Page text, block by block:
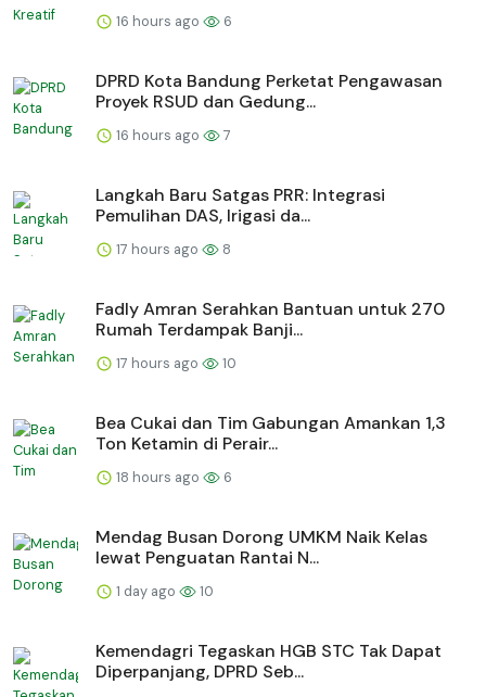
16 hours ago 6
DPRD Kota Bandung Perketat Pengawasan
Proyek RSUD dan Gedung...
16 hours ago 7
Langkah Baru Satgas PRR: Integrasi
Pemulihan DAS, Irigasi da...
17 hours ago 8
Fadly Amran Serahkan Bantuan untuk 270
Rumah Terdampak Banji...
17 hours ago 10
Bea Cukai dan Tim Gabungan Amankan 1,3
Ton Ketamin di Perair...
18 hours ago 6
Mendag Busan Dorong UMKM Naik Kelas
lewat Penguatan Rantai N...
1 day ago 10
Kemendagri Tegaskan HGB STC Tak Dapat
Diperpanjang, DPRD Seb...